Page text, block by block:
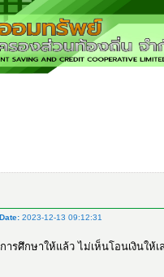
Date: 2023-12-13 09:12:31
รศึกษาให้แล้ว ไม่เห็นโอนเงินให้